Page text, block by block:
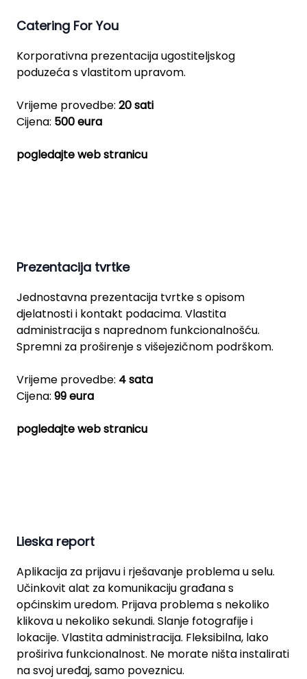
Catering For You
Korporativna prezentacija ugostiteljskog
poduzeća s vlastitom upravom.
Vrijeme provedbe: 20 sati
Cijena: 500 eura
pogledajte web stranicu
Prezentacija tvrtke
Jednostavna prezentacija tvrtke s opisom
djelatnosti i kontakt podacima. Vlastita
administracija s naprednom funkcionalnošću.
Spremni za proširenje s višejezičnom podrškom.
Vrijeme provedbe: 4 sata
Cijena: 99 eura
pogledajte web stranicu
Lieska report
Aplikacija za prijavu i rješavanje problema u selu.
Učinkovit alat za komunikaciju građana s
općinskim uredom. Prijava problema s nekoliko
klikova u nekoliko sekundi. Slanje fotografije i
lokacije. Vlastita administracija. Fleksibilna, lako
proširiva funkcionalnost. Ne morate ništa instalirati
na svoj uređaj, samo poveznicu.